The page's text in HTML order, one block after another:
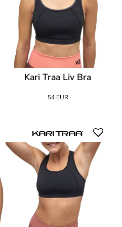
Kari Traa Liv Bra
54 EUR